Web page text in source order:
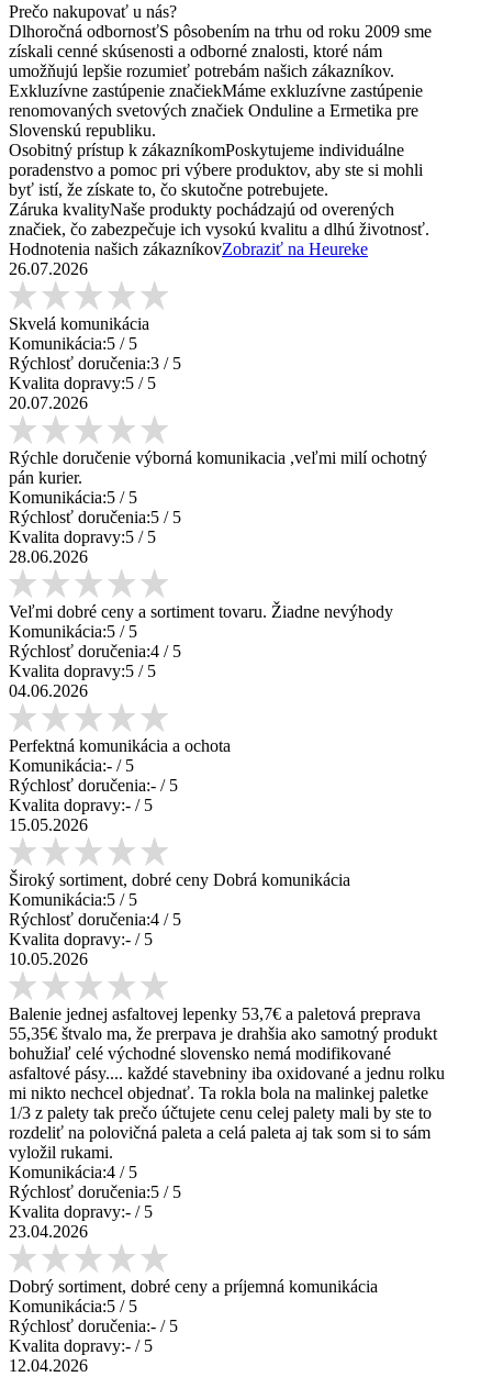
Prečo nakupovať u nás?
Dlhoročná odbornosťS pôsobením na trhu od roku 2009 sme
získali cenné skúsenosti a odborné znalosti, ktoré nám
umožňujú lepšie rozumieť potrebám našich zákazníkov.
Exkluzívne zastúpenie značiekMáme exkluzívne zastúpenie
renomovaných svetových značiek Onduline a Ermetika pre
Slovenskú republiku.
Osobitný prístup k zákazníkomPoskytujeme individuálne
poradenstvo a pomoc pri výbere produktov, aby ste si mohli
byť istí, že získate to, čo skutočne potrebujete.
Záruka kvalityNaše produkty pochádzajú od overených
značiek, čo zabezpečuje ich vysokú kvalitu a dlhú životnosť.
Hodnotenia našich zákazníkovZobraziť na Heureke
26.07.2026
Skvelá komunikácia
Komunikácia:5 / 5
Rýchlosť doručenia:3 / 5
Kvalita dopravy:5 / 5
20.07.2026
Rýchle doručenie výborná komunikacia ,veľmi milí ochotný
pán kurier.
Komunikácia:5 / 5
Rýchlosť doručenia:5 / 5
Kvalita dopravy:5 / 5
28.06.2026
Veľmi dobré ceny a sortiment tovaru. Žiadne nevýhody
Komunikácia:5 / 5
Rýchlosť doručenia:4 / 5
Kvalita dopravy:5 / 5
04.06.2026
Perfektná komunikácia a ochota
Komunikácia:- / 5
Rýchlosť doručenia:- / 5
Kvalita dopravy:- / 5
15.05.2026
Široký sortiment, dobré ceny Dobrá komunikácia
Komunikácia:5 / 5
Rýchlosť doručenia:4 / 5
Kvalita dopravy:- / 5
10.05.2026
Balenie jednej asfaltovej lepenky 53,7€ a paletová preprava
55,35€ štvalo ma, že prerpava je drahšia ako samotný produkt
bohužiaľ celé východné slovensko nemá modifikované
asfaltové pásy.... každé stavebniny iba oxidované a jednu rolku
mi nikto nechcel objednať. Ta rokla bola na malinkej paletke
1/3 z palety tak prečo účtujete cenu celej palety mali by ste to
rozdeliť na polovičná paleta a celá paleta aj tak som si to sám
vyložil rukami.
Komunikácia:4 / 5
Rýchlosť doručenia:5 / 5
Kvalita dopravy:- / 5
23.04.2026
Dobrý sortiment, dobré ceny a príjemná komunikácia
Komunikácia:5 / 5
Rýchlosť doručenia:- / 5
Kvalita dopravy:- / 5
12.04.2026